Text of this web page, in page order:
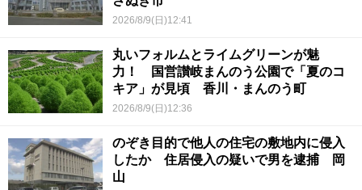
2026/8/9(日)12:41
丸いフォルムとライムグリーンが魅
力！ 国営讃岐まんのう公園で「夏のコ
キア」が見頃 香川・まんのう町
2026/8/9(日)12:36
のぞき目的で他人の住宅の敷地内に侵入
したか 住居侵入の疑いで男を逮捕 岡
山